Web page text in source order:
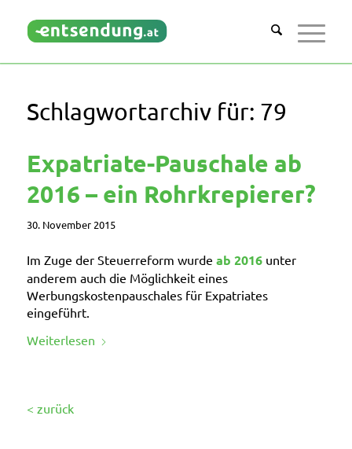
Schlagwortarchiv für: 79
Expatriate-Pauschale ab
2016 – ein Rohrkrepierer?
30. November 2015
Im Zuge der Steuerreform wurde ab 2016unter
anderem auch die Möglichkeit eines
Werbungskostenpauschales für Expatriates
eingeführt.
Weiterlesen
< zurück